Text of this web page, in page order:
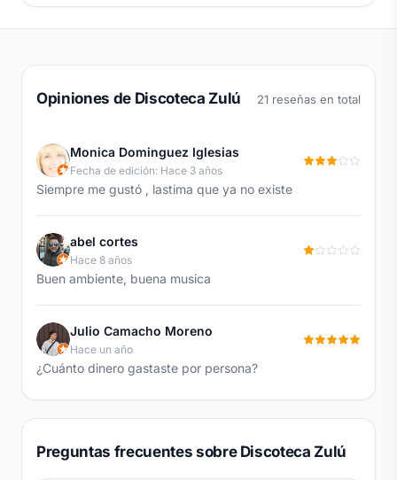
Opiniones de Discoteca Zulú 21 reseñas en total
Monica Dominguez Iglesias
Fecha de edición: Hace 3 años
Siempre me gustó , lastima que ya no existe
abel cortes
Hace 8 años
Buen ambiente, buena musica
Julio Camacho Moreno
Hace un año
¿Cuánto dinero gastaste por persona?
Preguntas frecuentes sobre Discoteca Zulú